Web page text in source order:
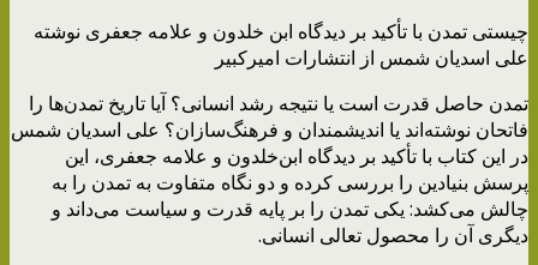
چیستی تمدن با تأکید بر دیدگاه ابن خلدون و علامه جعفری نوشته
علی اسدیان شمس از انتشارات امیرکبیر
تمدن حاصل قدرت است یا نتیجه رشد انسانی؟ آیا تاریخ تمدن‌ها را
فاتحان نوشته‌اند یا اندیشمندان و فرهنگ‌سازان؟ علی اسدیان شمس
در این کتاب با تأکید بر دیدگاه ابن‌خلدون و علامه جعفری، این
پرسش بنیادین را بررسی کرده و دو نگاه متفاوت به تمدن را به
چالش می‌کشد: یکی تمدن را بر پایه‌ قدرت و سیاست می‌داند و
دیگری آن را محصول تعالی انسانی.